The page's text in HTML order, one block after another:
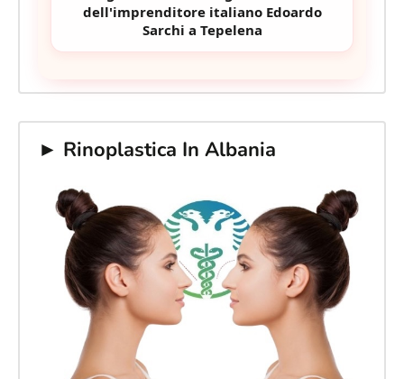
dell'imprenditore italiano Edoardo
Sarchi a Tepelena
► Rinoplastica In Albania